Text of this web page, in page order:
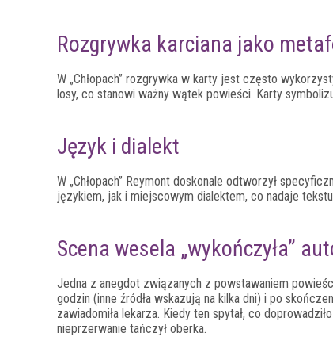
Rozgrywka karciana jako
W „Chłopach” rozgrywka w karty jest często
losy, co stanowi ważny wątek powieści. Karty
Język i dialekt
W „Chłopach” Reymont doskonale odtworzył
językiem, jak i miejscowym dialektem, co nadaje
Scena wesela „wykończyła”
Jedna z anegdot związanych z powstawaniem
godzin (inne źródła wskazują na kilka dni) i po
zawiadomiła lekarza. Kiedy ten spytał, co
nieprzerwanie tańczył oberka.